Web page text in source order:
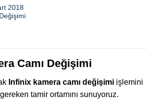
2018
Camı Değişimi
Infinix kamera camı değişimi işlemini
tamir ortamını sunuyoruz.